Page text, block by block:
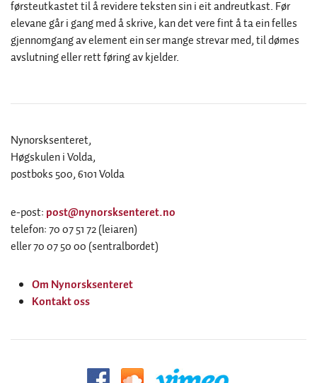
førsteutkastet til å revidere teksten sin i eit andreutkast. Før
elevane går i gang med å skrive, kan det vere fint å ta ein felles
gjennomgang av element ein ser mange strevar med, til dømes
avslutning eller rett føring av kjelder.
Nynorsksenteret,
Høgskulen i Volda,
postboks 500, 6101 Volda
e-post: post@nynorsksenteret.no
telefon: 70 07 51 72 (leiaren)
eller 70 07 50 00 (sentralbordet)
Om Nynorsksenteret
Kontakt oss